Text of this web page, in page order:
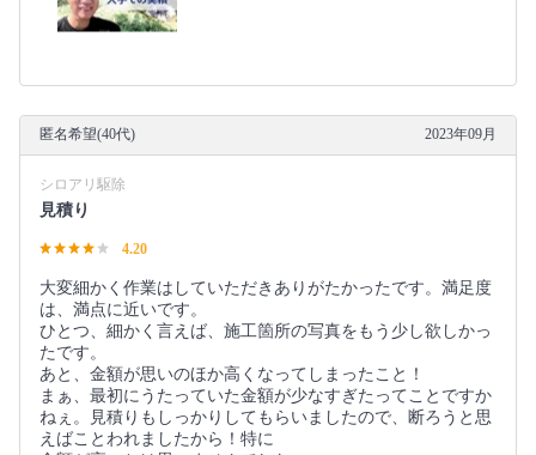
匿名希望(40代) 2023年09月
シロアリ駆除
見積り
4.20
大変細かく作業はしていただきありがたかったです。満足度
は、満点に近いです。
ひとつ、細かく言えば、施工箇所の写真をもう少し欲しかっ
たです。
あと、金額が思いのほか高くなってしまったこと！
まぁ、最初にうたっていた金額が少なすぎたってことですか
ねぇ。見積りもしっかりしてもらいましたので、断ろうと思
えばことわれましたから！特に